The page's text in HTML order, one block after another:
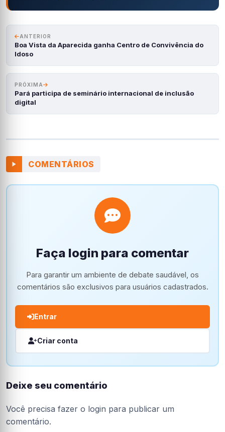
ANTERIOR
Boa Vista da Aparecida ganha Centro de Convivência do
Idoso
PRÓXIMA
Pará participa de seminário internacional de inclusão
digital
COMENTÁRIOS
Faça login para comentar
Para garantir um ambiente de debate saudável, os
comentários são exclusivos para usuários cadastrados.
Entrar
Criar conta
Deixe seu comentário
Você precisa fazer o login para publicar um
comentário.